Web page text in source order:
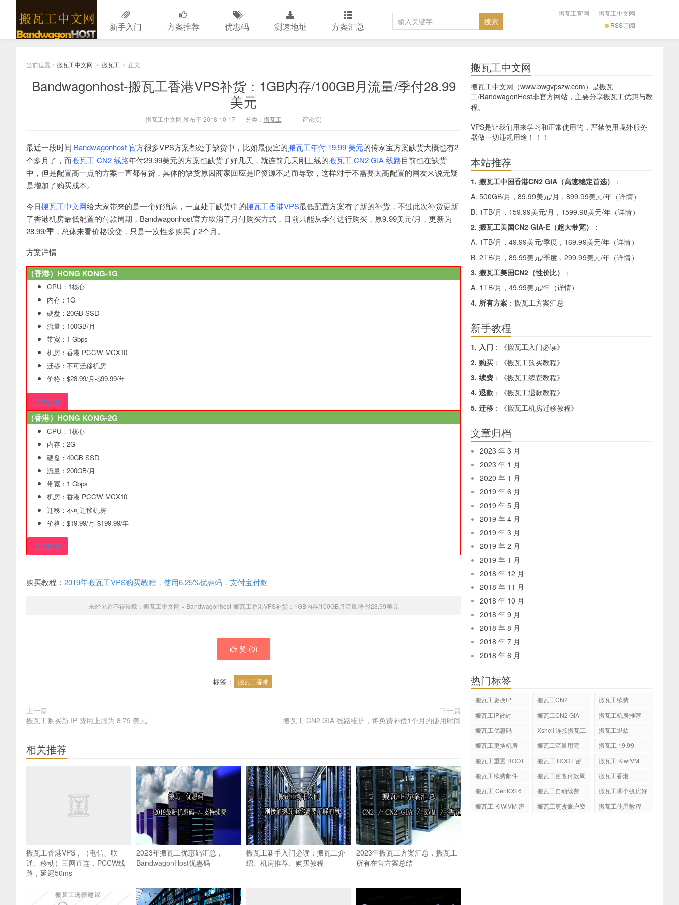
新手入门 方案推荐 优惠码 测速地址 方案汇总 RSS订阅
搬瓦工官网 | 搬瓦工中文网
当前位置： 搬瓦工中文网 > 搬瓦工 > 正文
Bandwagonhost-搬瓦工香港VPS补货：1GB内存/100GB月流量/季付28.99
美元
搬瓦工中文网 发布于 2018-10-17 分类： 搬瓦工 评论(0)
最近一段时间 Bandwagonhost 官方很多VPS方案都处于缺货中，比如最便宜的搬瓦工年付 19.99 美元的传家宝方案缺货大概也有2
个多月了，而搬瓦工 CN2 线路年付29.99美元的方案也缺货了好几天，就连前几天刚上线的搬瓦工 CN2 GIA 线路目前也在缺货
中，但是配置高一点的方案一直都有货，具体的缺货原因商家回应是IP资源不足而导致，这样对于不需要太高配置的网友来说无疑
是增加了购买成本。
今日搬瓦工中文网给大家带来的是一个好消息，一直处于缺货中的搬瓦工香港VPS最低配置方案有了新的补货，不过此次补货更新
了香港机房最低配置的付款周期，Bandwagonhost官方取消了月付购买方式，目前只能从季付进行购买，原9.99美元/月，更新为
28.99/季，总体来看价格没变，只是一次性多购买了2个月。
方案详情
（香港）HONG KONG-1G
CPU：1核心
内存：1G
硬盘：20GB SSD
流量：100GB/月
带宽：1 Gbps
机房：香港 PCCW MCX10
迁移：不可迁移机房
价格：$28.99/月-$99.99/年
直达链接
（香港）HONG KONG-2G
CPU：1核心
内存：2G
硬盘：40GB SSD
流量：200GB/月
带宽：1 Gbps
机房：香港 PCCW MCX10
迁移：不可迁移机房
价格：$19.99/月-$199.99/年
直达链接
购买教程： 2019年搬瓦工VPS购买教程，使用6.25%优惠码，支付宝付款
未经允许不得转载： 搬瓦工中文网 » Bandwagonhost-搬瓦工香港VPS补货：1GB内存/100GB月流量/季付28.99美元
赞 (0)
标签： 搬瓦工香港
上一篇
搬瓦工购买新 IP 费用上涨为 8.79 美元
下一篇
搬瓦工 CN2 GIA 线路维护，将免费补偿1个月的使用时间
相关推荐
搬瓦工香港VPS，（电信、联
通、移动）三网直连，PCCW线
路，延迟50ms
2023年搬瓦工优惠码汇总，
BandwagonHost优惠码
搬瓦工新手入门必读：搬瓦工介
绍、机房推荐、购买教程
2023年搬瓦工方案汇总，搬瓦工
所有在售方案总结
搬瓦工中文网
搬瓦工中文网（www.bwgvpszw.com）是搬瓦
工/BandwagonHost非官方网站，主要分享搬瓦工优惠与教
程。
VPS是让我们用来学习和正常使用的，严禁使用境外服务
器做一切违规用途！！！
本站推荐
1. 搬瓦工中国香港CN2 GIA（高速稳定首选）
：
A. 500GB/月，89.99美元/月，899.99美元/年（详情）
B. 1TB/月，159.99美元/月，1599.98美元/年（详情）
2. 搬瓦工美国CN2 GIA-E（超大带宽）
：
A. 1TB/月，49.99美元/季度，169.99美元/年（详情）
B. 2TB/月，89.99美元/季度，299.99美元/年（详情）
3. 搬瓦工美国CN2（性价比）
：
A. 1TB/月，49.99美元/年（详情）
4. 所有方案 ： 搬瓦工方案汇总
新手教程
1. 入门 ：《搬瓦工入门必读》
2. 购买 ：《搬瓦工购买教程》
3. 续费 ：《搬瓦工续费教程》
4. 退款 ：《搬瓦工退款教程》
5. 迁移 ：《搬瓦工机房迁移教程》
文章归档
2023 年 3 月
2023 年 1 月
2020 年 1 月
2019 年 6 月
2019 年 5 月
2019 年 4 月
2019 年 3 月
2019 年 2 月
2019 年 1 月
2018 年 12 月
2018 年 11 月
2018 年 10 月
2018 年 9 月
2018 年 8 月
2018 年 7 月
2018 年 6 月
热门标签
搬瓦工更换IP 搬瓦工CN2
搬瓦工续费
搬瓦工IP被封
搬瓦工CN2 GIA
搬瓦工机房推荐
搬瓦工优惠码
Xshell 连接搬瓦工
搬瓦工退款
搬瓦工更换机房
搬瓦工流量用完
搬瓦工 19.99
搬瓦工重置 ROOT
搬瓦工 ROOT 密
搬瓦工 KiwiVM
搬瓦工续费邮件
搬瓦工更改付款周
搬瓦工香港
搬瓦工 CentOS 6
搬瓦工自动续费
搬瓦工哪个机房好
搬瓦工 KiWiVM 密
搬瓦工更改账户资
搬瓦工使用教程